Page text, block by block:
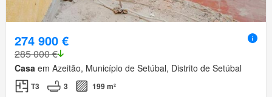
274 900 €
285 000 €
Casa em Azeitão, Município de Setúbal, Distrito de Setúbal
T3 3 199 m²